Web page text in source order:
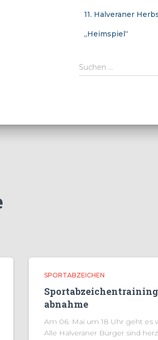
11. Halveraner
„Heimspiel“
Suchen
nach:
Suchen …
SPORTABZEICHEN
abnahme
Am 06. Mai um 18 Uhr geht es
Alle Halveraner Bürger sind